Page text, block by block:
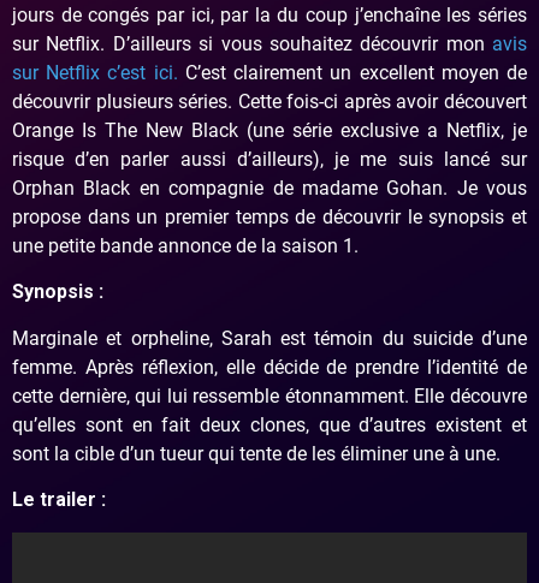
jours de congés par ici, par la du coup j’enchaîne les séries
sur Netflix. D’ailleurs si vous souhaitez découvrir mon avis
sur Netflix c’est ici. C’est clairement un excellent moyen de
découvrir plusieurs séries. Cette fois-ci après avoir découvert
Orange Is The New Black (une série exclusive a Netflix, je
risque d’en parler aussi d’ailleurs), je me suis lancé sur
Orphan Black en compagnie de madame Gohan. Je vous
propose dans un premier temps de découvrir le synopsis et
une petite bande annonce de la saison 1.
Synopsis :
Marginale et orpheline, Sarah est témoin du suicide d’une
femme. Après réflexion, elle décide de prendre l’identité de
cette dernière, qui lui ressemble étonnamment. Elle découvre
qu’elles sont en fait deux clones, que d’autres existent et
sont la cible d’un tueur qui tente de les éliminer une à une.
Le trailer :